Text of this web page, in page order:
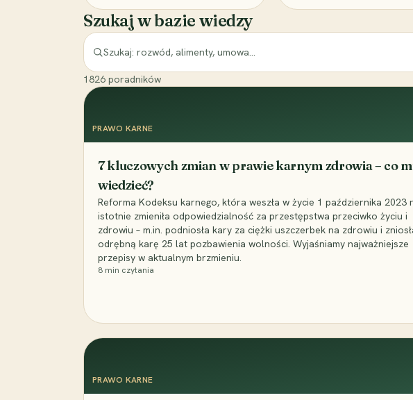
Szukaj w bazie wiedzy
1826 poradników
PRAWO KARNE
7 kluczowych zmian w prawie karnym zdrowia – co
wiedzieć?
Reforma Kodeksu karnego, która weszła w życie 1 października 2023
istotnie zmieniła odpowiedzialność za przestępstwa przeciwko życiu i
zdrowiu – m.in. podniosła kary za ciężki uszczerbek na zdrowiu i
odrębną karę 25 lat pozbawienia wolności. Wyjaśniamy najważniejsze
przepisy w aktualnym brzmieniu.
8 min czytania
PRAWO KARNE